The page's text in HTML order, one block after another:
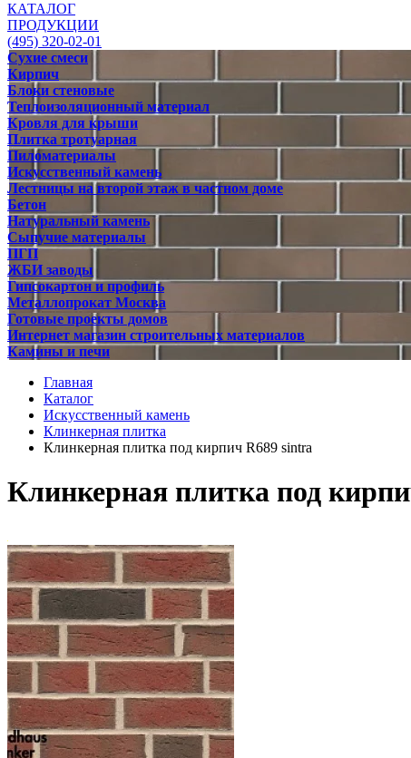
КАТАЛОГ
ПРОДУКЦИИ
(495) 320-02-01
Сухие смеси
Кирпич
Блоки стеновые
Теплоизоляционный материал
Кровля для крыши
Плитка тротуарная
Пиломатериалы
Искусственный камень
Лестницы на второй этаж в частном доме
Бетон
Натуральный камень
Сыпучие материалы
ПГП
ЖБИ заводы
Гипсокартон и профиль
Металлопрокат Москва
Готовые проекты домов
Интернет магазин строительных материалов
Камины и печи
Главная
Каталог
Искусственный камень
Клинкерная плитка
Клинкерная плитка под кирпич R689 sintra
Клинкерная плитка под